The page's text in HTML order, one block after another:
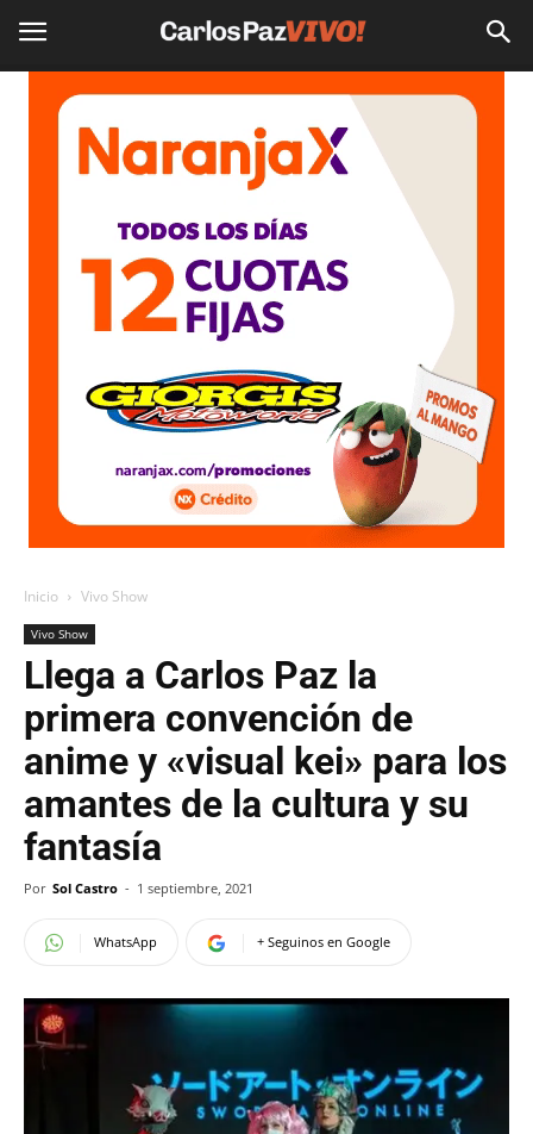
Inicio Vivo Show
Vivo Show
Llega a Carlos Paz la
primera convención de
anime y «visual kei» para los
amantes de la cultura y su
fantasía
Por Sol Castro - 1 septiembre, 2021
WhatsApp + Seguinos en Google